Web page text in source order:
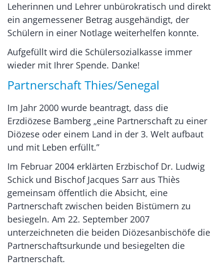
Leherinnen und Lehrer unbürokratisch und direkt
ein angemessener Betrag ausgehändigt, der
Schülern in einer Notlage weiterhelfen konnte.
Aufgefüllt wird die Schülersozialkasse immer
wieder mit Ihrer Spende. Danke!
Partnerschaft Thies/Senegal
Im Jahr 2000 wurde beantragt, dass die
Erzdiözese Bamberg „eine Partnerschaft zu einer
Diözese oder einem Land in der 3. Welt aufbaut
und mit Leben erfüllt.”
Im Februar 2004 erklärten Erzbischof Dr. Ludwig
Schick und Bischof Jacques Sarr aus Thiès
gemeinsam öffentlich die Absicht, eine
Partnerschaft zwischen beiden Bistümern zu
besiegeln. Am 22. September 2007
unterzeichneten die beiden Diözesanbischöfe die
Partnerschaftsurkunde und besiegelten die
Partnerschaft.